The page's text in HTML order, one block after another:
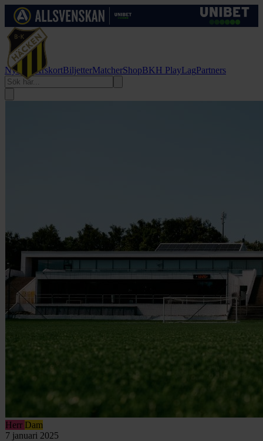
Nyheter ÅrskortBiljetterMatcherShopBKH PlayLagPartners
Herr Dam
7 januari 2025